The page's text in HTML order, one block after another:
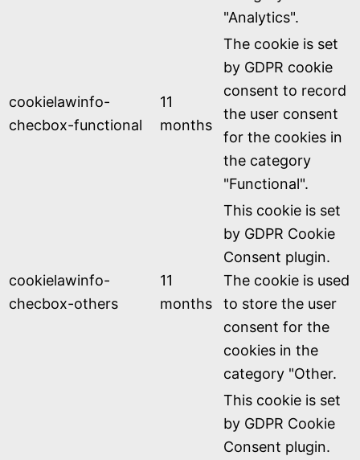
"Analytics".
cookielawinfo-
checbox-functional
11
months
The cookie is set
by GDPR cookie
consent to record
the user consent
for the cookies in
the category
"Functional".
cookielawinfo-
checbox-others
11
months
This cookie is set
by GDPR Cookie
Consent plugin.
The cookie is used
to store the user
consent for the
cookies in the
category "Other.
This cookie is set
by GDPR Cookie
Consent plugin.